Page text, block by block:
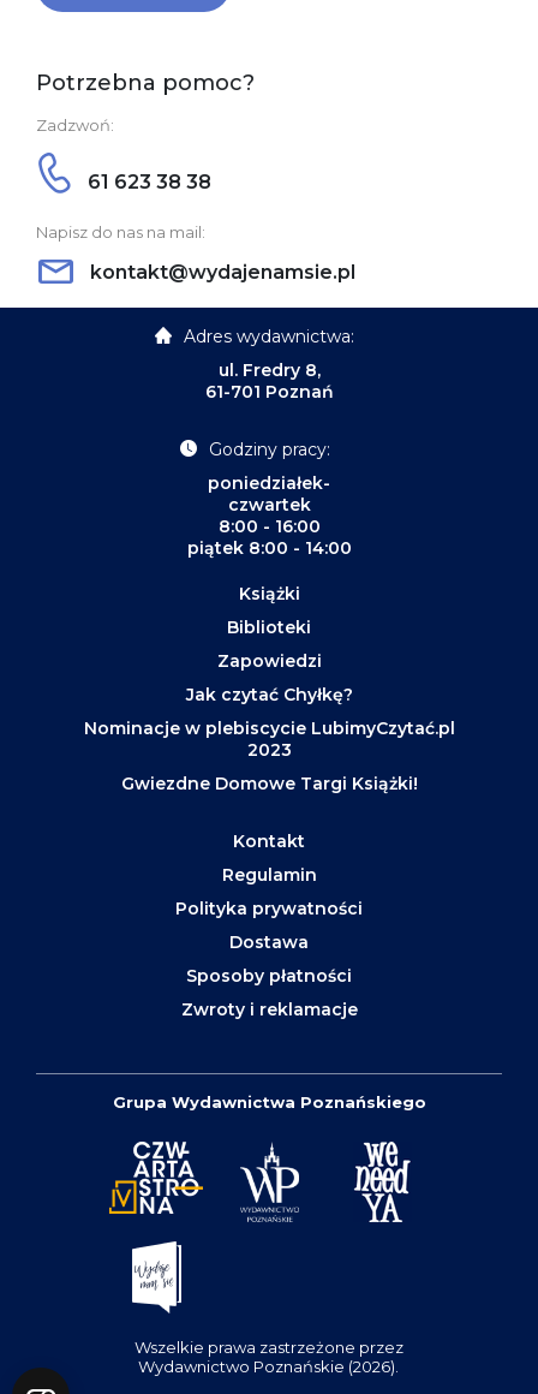
Potrzebna pomoc?
Zadzwoń:
61 623 38 38
Napisz do nas na mail:
kontakt@wydajenamsie.pl
Adres wydawnictwa:
ul. Fredry 8,
61-701 Poznań
Godziny pracy:
poniedziałek-
czwartek
8:00 - 16:00
piątek 8:00 - 14:00
Książki
Biblioteki
Zapowiedzi
Jak czytać Chyłkę?
Nominacje w plebiscycie LubimyCzytać.pl
2023
Gwiezdne Domowe Targi Książki!
Kontakt
Regulamin
Polityka prywatności
Dostawa
Sposoby płatności
Zwroty i reklamacje
Grupa Wydawnictwa Poznańskiego
Wszelkie prawa zastrzeżone przez
Wydawnictwo Poznańskie (2026).